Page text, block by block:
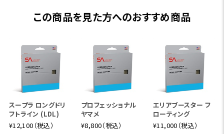
この商品を見た方へのおすすめ商品
スープラ ロングドリ
フトライン (LDL)
¥12,100（税込）
プロフェッショナル
ヤマメ
¥8,800（税込）
エリアブースター フ
ローティング
¥11,000（税込）